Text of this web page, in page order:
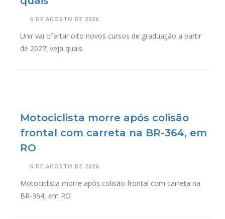
6 DE AGOSTO DE 2026
Unir vai ofertar oito novos cursos de graduação a partir
de 2027; veja quais
Motociclista morre após colisão
frontal com carreta na BR-364, em
RO
6 DE AGOSTO DE 2026
Motociclista morre após colisão frontal com carreta na
BR-364, em RO